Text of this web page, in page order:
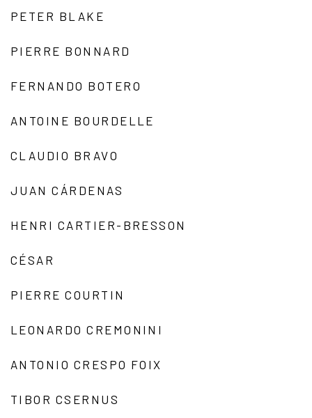
PETER BLAKE
PIERRE BONNARD
FERNANDO BOTERO
ANTOINE BOURDELLE
CLAUDIO BRAVO
JUAN CÁRDENAS
HENRI CARTIER-BRESSON
CÉSAR
PIERRE COURTIN
LEONARDO CREMONINI
ANTONIO CRESPO FOIX
TIBOR CSERNUS